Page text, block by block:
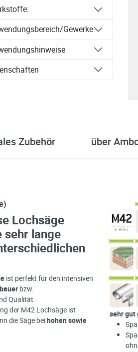
Gewerke
Zubehör über
Lochsäge
sehr lange
ist perfekt für den intensiven
bzw.
Qualität.
der M42 Lochsäge ist
die Säge beihohen sowie
sehr gut